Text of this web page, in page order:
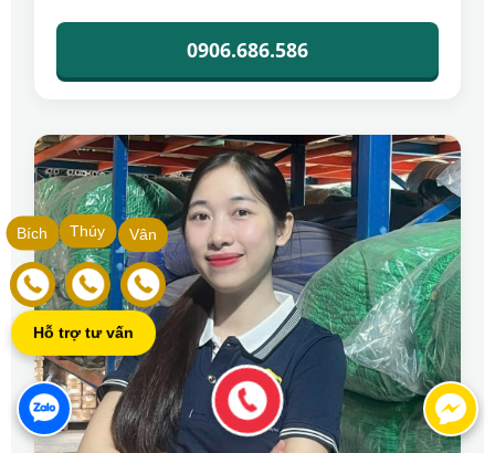
0906.686.586
Vân
Thúy
Bích
Hỗ trợ tư vấn